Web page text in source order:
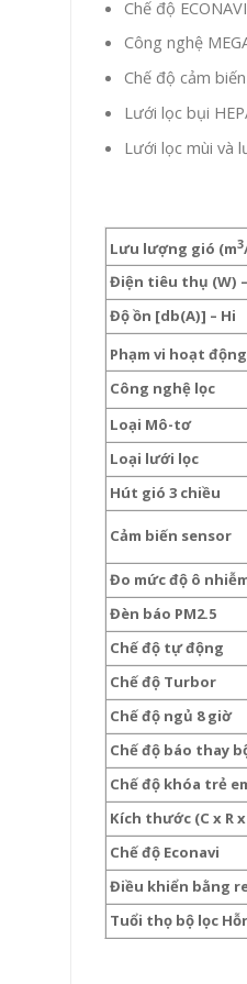
Chế độ
Công nghệ
Chế độ cảm
Lưới lọc bụi
Lưới lọc mùi và
Lưu lượng gió (m3
Điện tiêu thụ (W)
Độ ồn [db(A)] – Hi
Phạm vi hoạt
Công nghệ lọc
Loại Mô-tơ
Loại lưới lọc
Hút gió 3 chiều
Cảm biến sensor
Đo mức độ ô
Đèn báo PM2.5
Chế độ tự động
Chế độ Turbor
Chế độ ngủ 8 giờ
Chế độ báo thay
Chế độ khóa trẻ
Kích thước (C x R
Chế độ Econavi
Điều khiển bằng
Tuổi thọ bộ lọc